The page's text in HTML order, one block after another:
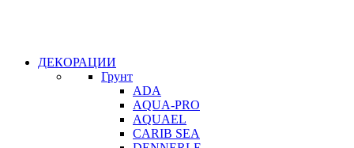
ДЕКОРАЦИИ
Грунт
ADA
AQUA-PRO
AQUAEL
CARIB SEA